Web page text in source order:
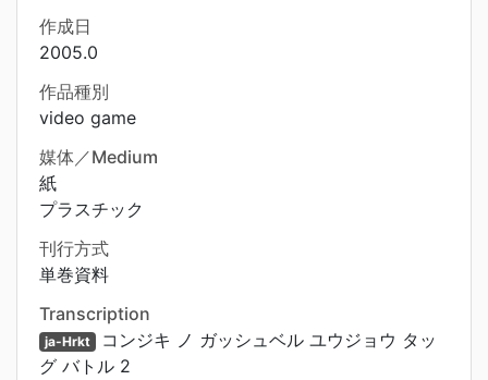
作成日
2005.0
作品種別
video game
媒体／Medium
紙
プラスチック
刊行方式
単巻資料
Transcription
ja-Hrkt コンジキ ノ ガッシュベル ユウジョウ タッ
グ バトル 2